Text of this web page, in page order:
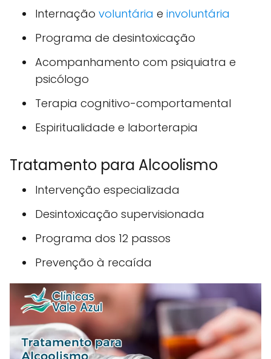
Internação voluntária e involuntária
Programa de desintoxicação
Acompanhamento com psiquiatra e
psicólogo
Terapia cognitivo-comportamental
Espiritualidade e laborterapia
Tratamento para Alcoolismo
Intervenção especializada
Desintoxicação supervisionada
Programa dos 12 passos
Prevenção à recaída